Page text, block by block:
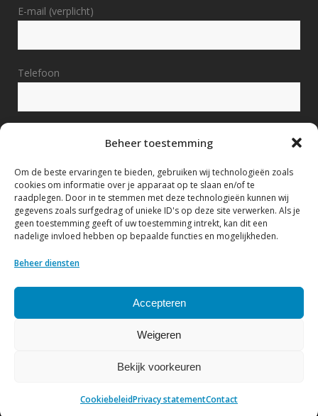
Beheer toestemming
Om de beste ervaringen te bieden, gebruiken wij technologieën zoals
cookies om informatie over je apparaat op te slaan en/of te
raadplegen. Door in te stemmen met deze technologieën kunnen wij
gegevens zoals surfgedrag of unieke ID's op deze site verwerken. Als je
geen toestemming geeft of uw toestemming intrekt, kan dit een
nadelige invloed hebben op bepaalde functies en mogelijkheden.
Beheer diensten
Accepteren
Weigeren
Bekijk voorkeuren
CookiebeleidPrivacy statementContact
E-mail (verplicht)
Telefoon
Ik geef hierbij toestemming om mijn gegevens te
verwerken conform het Privacy statement.
Privacy statement